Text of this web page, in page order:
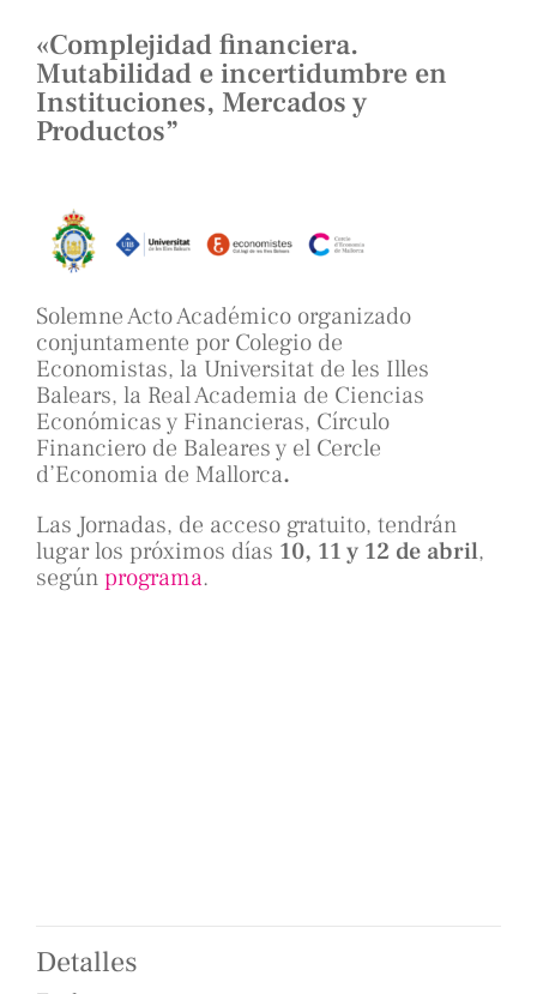
«Complejidad financiera.
Mutabilidad e incertidumbre en
Instituciones, Mercados y
Productos”
Solemne Acto Académico organizado
conjuntamente por Colegio de
Economistas, la Universitat de les Illes
Balears, la Real Academia de Ciencias
Económicas y Financieras, Círculo
Financiero de Baleares y el Cercle
d’Economia de Mallorca.
Las Jornadas, de acceso gratuito, tendrán
lugar los próximos días 10, 11 y 12 de abril,
segúnprograma.
Detalles